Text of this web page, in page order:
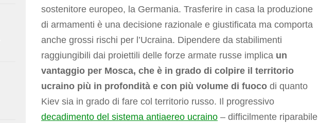
sostenitore europeo, la Germania. Trasferire in casa la produzione
di armamenti è una decisione razionale e giustificata ma comporta
anche grossi rischi per l’Ucraina. Dipendere da stabilimenti
raggiungibili dai proiettili delle forze armate russe implica un
vantaggio per Mosca, che è in grado di colpire il territorio
ucraino più in profondità e con più volume di fuoco di quanto
Kiev sia in grado di fare col territorio russo. Il progressivo
decadimento del sistema antiaereo ucraino – difficilmente riparabile